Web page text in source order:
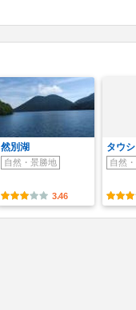
然別湖
自然・景勝地
3.46
タウ
自然